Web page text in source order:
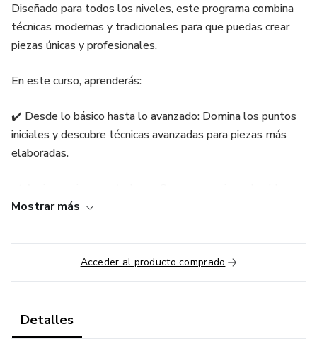
Diseñado para todos los niveles, este programa combina
técnicas modernas y tradicionales para que puedas crear
piezas únicas y profesionales.
En este curso, aprenderás:
✔️ Desde lo básico hasta lo avanzado: Domina los puntos
iniciales y descubre técnicas avanzadas para piezas más
elaboradas.
que se destacan en el mercado.
✔️ Decoración y moda: Diseña ropa, accesorios, y
elementos decorativos que fascinen a tus clientes.
ampliar tu creatividad.
Mostrar más
Acceder al producto comprado
Detalles